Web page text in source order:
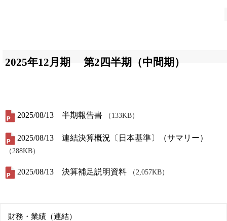
財務・業績（連結）
2025年12月期 第2四半期（中間期）
2025/08/13 半期報告書 （133KB）
2025/08/13 連結決算概況〔日本基準〕（サマリー）
（288KB）
2025/08/13 決算補足説明資料 （2,057KB）